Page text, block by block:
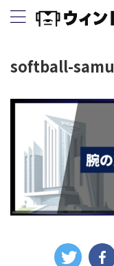
softball-